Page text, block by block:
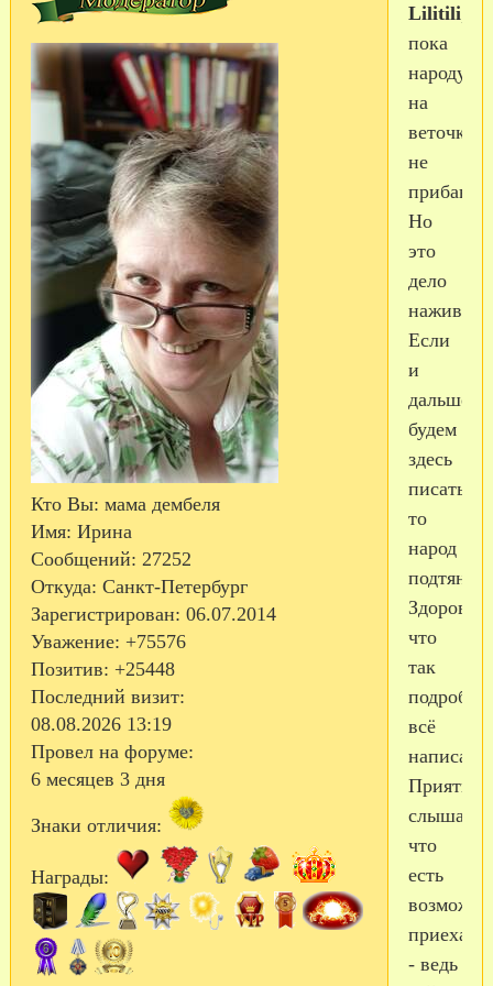
Кто Вы: мама дембеля
Имя: Ирина
Сообщений: 27252
Откуда: Санкт-Петербург
Зарегистрирован: 06.07.2014
Уважение: +75576
Позитив: +25448
Последний визит:
08.08.2026 13:19
Провел на форуме:
6 месяцев 3 дня
Знаки отличия:
Награды:
Lilitili,
пока
народу
на
веточке
не
Но
это
дело
Если
и
дальше
будем
здесь
писать,
то
народ
Здорово,
что
так
подробно
всё
написали.
Приятно
слышать,
что
есть
приехать
- ведь